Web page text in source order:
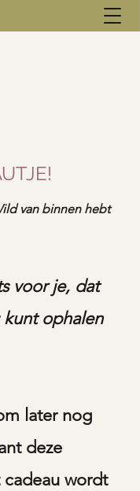
van binnen hebt
voor je, dat
ophalen
later nog
deze
wordt